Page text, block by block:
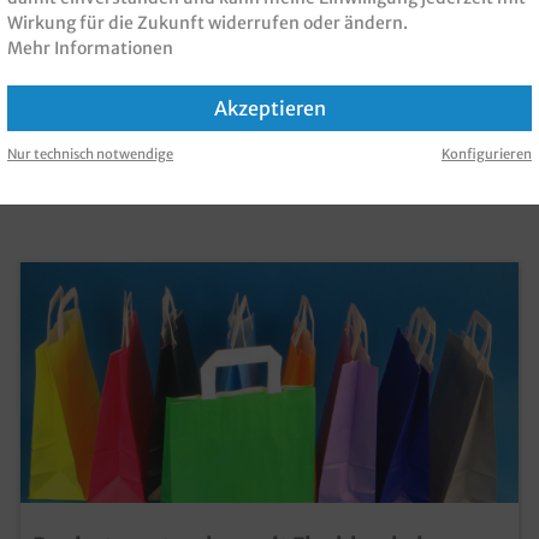
GEKAUFT
Wirkung für die Zukunft widerrufen oder ändern.
Mehr Informationen
Akzeptieren
Nur technisch notwendige Konfigurieren